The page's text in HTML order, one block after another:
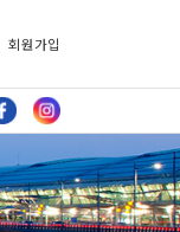
회원가입